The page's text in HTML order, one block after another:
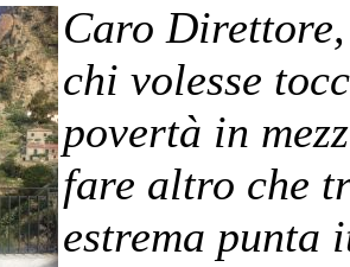
Caro Direttore,
chi volesse
povertà in
fare altro che
estrema